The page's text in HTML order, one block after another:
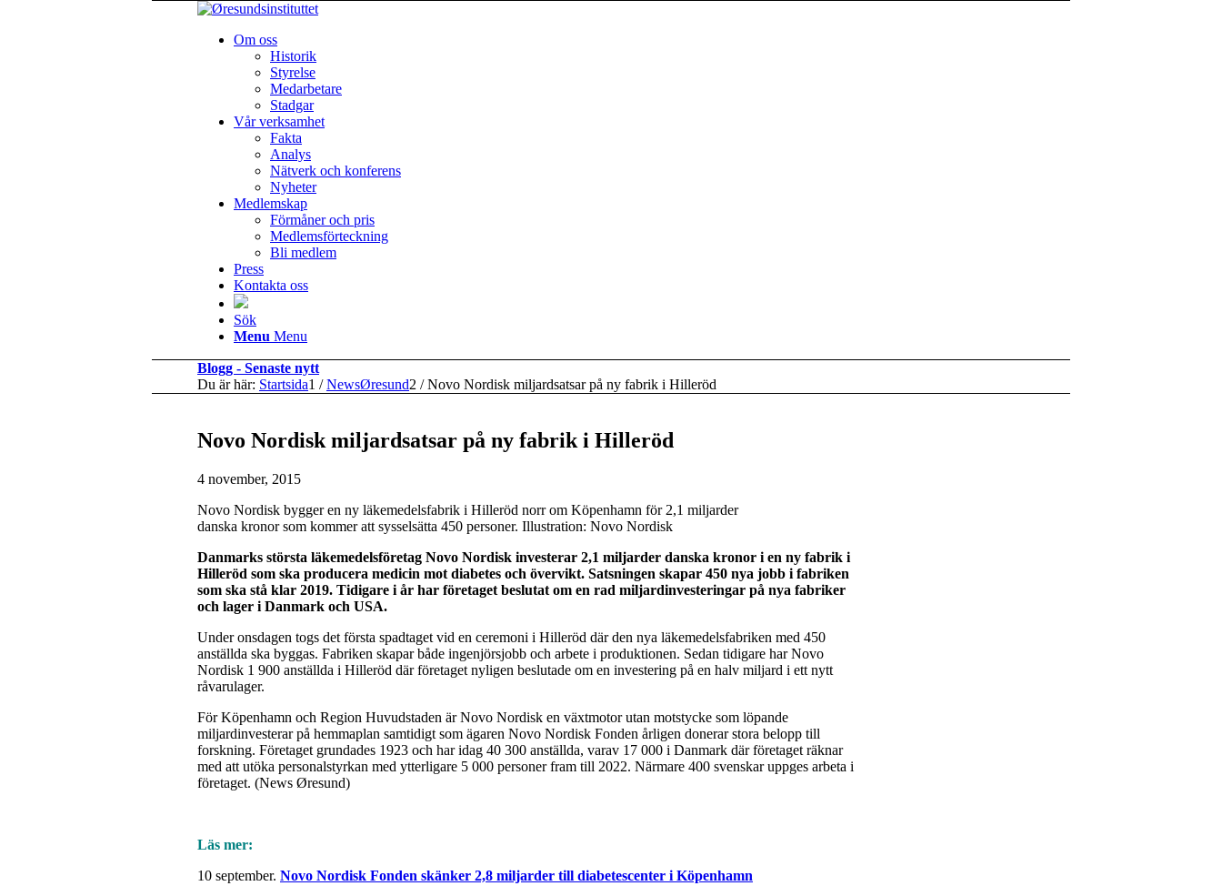
Om oss
Historik
Styrelse
Medarbetare
Stadgar
Vår verksamhet
Fakta
Analys
Nätverk och konferens
Nyheter
Medlemskap
Förmåner och pris
Medlemsförteckning
Bli medlem
Press
Kontakta oss
Sök
Menu Menu
Blogg - Senaste nytt
Du är här: Startsida1 / NewsØresund2 / Novo Nordisk miljardsatsar på ny fabrik i Hilleröd
Novo Nordisk miljardsatsar på ny fabrik i Hilleröd
4 november, 2015
Novo Nordisk bygger en ny läkemedelsfabrik i Hilleröd norr om Köpenhamn för 2,1 miljarder
danska kronor som kommer att sysselsätta 450 personer. Illustration: Novo Nordisk
Danmarks största läkemedelsföretag Novo Nordisk investerar 2,1 miljarder danska kronor i en ny fabrik i
Hilleröd som ska producera medicin mot diabetes och övervikt. Satsningen skapar 450 nya jobb i fabriken
som ska stå klar 2019. Tidigare i år har företaget beslutat om en rad miljardinvesteringar på nya fabriker
och lager i Danmark och USA.
Under onsdagen togs det första spadtaget vid en ceremoni i Hilleröd där den nya läkemedelsfabriken med 450
anställda ska byggas. Fabriken skapar både ingenjörsjobb och arbete i produktionen. Sedan tidigare har Novo
Nordisk 1 900 anställda i Hilleröd där företaget nyligen beslutade om en investering på en halv miljard i ett nytt
råvarulager.
För Köpenhamn och Region Huvudstaden är Novo Nordisk en växtmotor utan motstycke som löpande
miljardinvesterar på hemmaplan samtidigt som ägaren Novo Nordisk Fonden årligen donerar stora belopp till
forskning. Företaget grundades 1923 och har idag 40 300 anställda, varav 17 000 i Danmark där företaget räknar
med att utöka personalstyrkan med ytterligare 5 000 personer fram till 2022. Närmare 400 svenskar uppges arbeta i
företaget. (News Øresund)
Läs mer:
10 september. Novo Nordisk Fonden skänker 2,8 miljarder till diabetescenter i Köpenhamn